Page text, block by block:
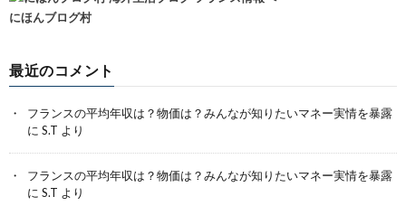
にほんブログ村
最近のコメント
フランスの平均年収は？物価は？みんなが知りたいマネー実情を暴露
に S.T より
フランスの平均年収は？物価は？みんなが知りたいマネー実情を暴露
に S.T より